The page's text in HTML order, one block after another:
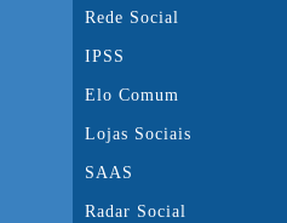
Rede Social
IPSS
Elo Comum
Lojas Sociais
SAAS
Radar Social